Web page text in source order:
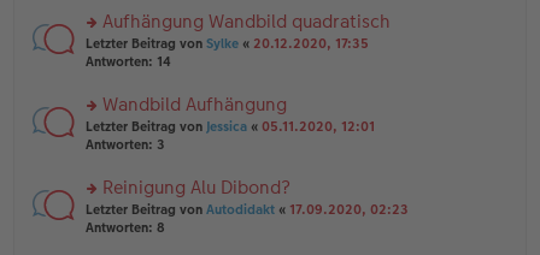
tr
a
g
e
n
er
tr
a
g
n
g
el
e
n
er
tr
a
g
rs
te
n
g
el
e
n
er
Aufhängung Wandbild quadratisch
Letzter Beitrag von Sylke « 20.12.2020, 17:35
Antworten: 14
rs
te
n
g
el
Wandbild Aufhängung
Letzter Beitrag von Jessica « 05.11.2020, 12:01
Antworten: 3
rs
te
Reinigung Alu Dibond?
Letzter Beitrag von Autodidakt « 17.09.2020, 02:23
Antworten: 8